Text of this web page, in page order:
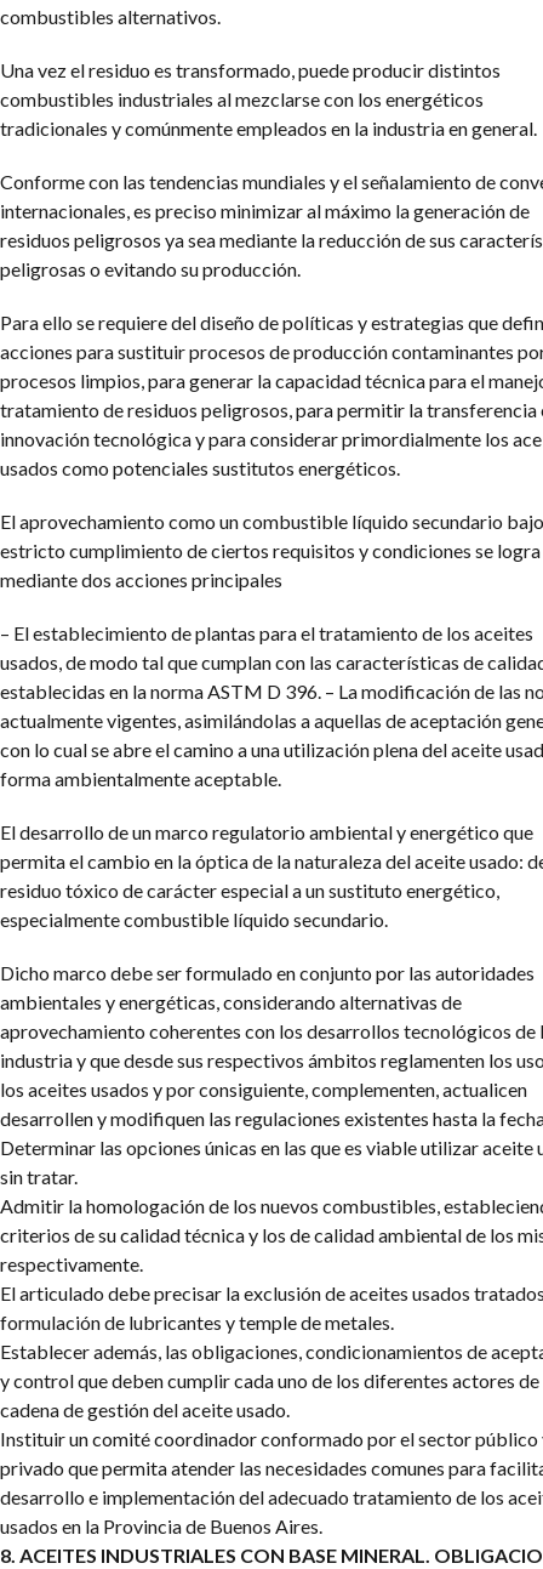
combustibles alternativos.
Una vez el residuo es transformado, puede producir distintos
combustibles industriales al mezclarse con los energéticos
tradicionales y comúnmente empleados en la industria en general.
Conforme con las tendencias mundiales y el señalamiento de
internacionales, es preciso minimizar al máximo la generación de
residuos peligrosos ya sea mediante la reducción de sus
peligrosas o evitando su producción.
Para ello se requiere del diseño de políticas y estrategias que
acciones para sustituir procesos de producción contaminantes
procesos limpios, para generar la capacidad técnica para el
tratamiento de residuos peligrosos, para permitir la transferencia
innovación tecnológica y para considerar primordialmente los
usados como potenciales sustitutos energéticos.
El aprovechamiento como un combustible líquido secundario
estricto cumplimiento de ciertos requisitos y condiciones se logra
mediante dos acciones principales
– El establecimiento de plantas para el tratamiento de los aceites
usados, de modo tal que cumplan con las características de
establecidas en la norma ASTM D 396. – La modificación de las
actualmente vigentes, asimilándolas a aquellas de aceptación
con lo cual se abre el camino a una utilización plena del aceite
forma ambientalmente aceptable.
El desarrollo de un marco regulatorio ambiental y energético que
permita el cambio en la óptica de la naturaleza del aceite usado:
residuo tóxico de carácter especial a un sustituto energético,
especialmente combustible líquido secundario.
Dicho marco debe ser formulado en conjunto por las autoridades
ambientales y energéticas, considerando alternativas de
aprovechamiento coherentes con los desarrollos tecnológicos de
industria y que desde sus respectivos ámbitos reglamenten los
los aceites usados y por consiguiente, complementen, actualicen
desarrollen y modifiquen las regulaciones existentes hasta la
Determinar las opciones únicas en las que es viable utilizar aceite
sin tratar.
Admitir la homologación de los nuevos combustibles,
criterios de su calidad técnica y los de calidad ambiental de los
respectivamente.
El articulado debe precisar la exclusión de aceites usados
formulación de lubricantes y temple de metales.
Establecer además, las obligaciones, condicionamientos de
y control que deben cumplir cada uno de los diferentes actores de
cadena de gestión del aceite usado.
Instituir un comité coordinador conformado por el sector público
privado que permita atender las necesidades comunes para
desarrollo e implementación del adecuado tratamiento de los
usados en la Provincia de Buenos Aires.
8. ACEITES INDUSTRIALES CON BASE MINERAL.